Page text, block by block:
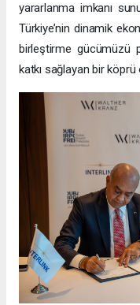
yararlanma imkanı
Türkiye’nin dinamik
birleştirme gücümüzü
katkı sağlayan bir köprü